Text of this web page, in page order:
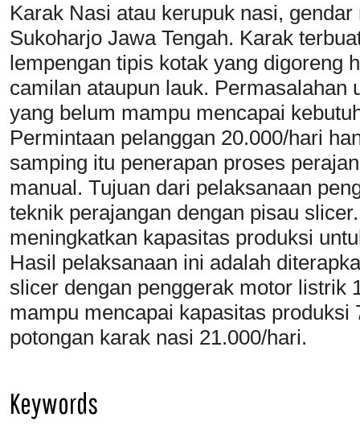
Karak Nasi atau kerupuk nasi,
Sukoharjo Jawa Tengah. Karak
lempengan tipis kotak yang digoreng
camilan ataupun lauk. Permasalahan
yang belum mampu mencapai
Permintaan pelanggan 20.000/hari
samping itu penerapan proses
manual. Tujuan dari pelaksanaan
teknik perajangan dengan pisau
meningkatkan kapasitas produksi
Hasil pelaksanaan ini adalah
slicer dengan penggerak motor listrik
mampu mencapai kapasitas
potongan karak nasi 21.000/hari.
Keywords